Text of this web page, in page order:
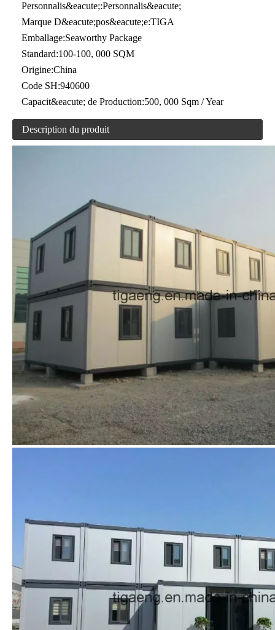
Personnalis&eacute;:Personnalis&eacute;
Marque D&eacute;pos&eacute;e:TIGA
Emballage:Seaworthy Package
Standard:100-100, 000 SQM
Origine:China
Code SH:940600
Capacit&eacute; de Production:500, 000 Sqm / Year
Description du produit